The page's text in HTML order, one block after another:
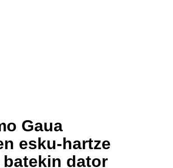
Gaua
esku-hartze
dator